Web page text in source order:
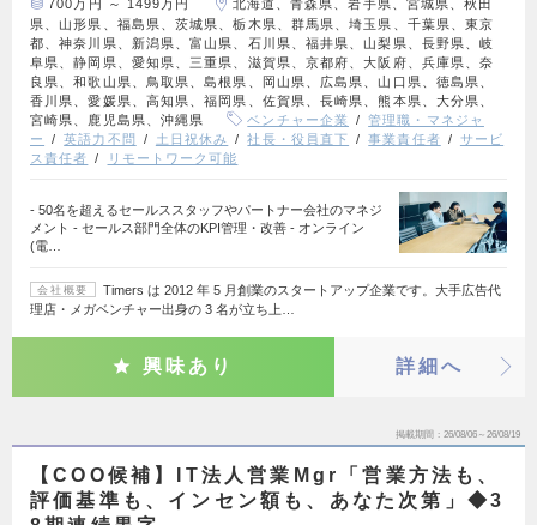
700万円 ～ 1499万円
北海道、青森県、岩手県、宮城県、秋田
県、山形県、福島県、茨城県、栃木県、群馬県、埼玉県、千葉県、東京
都、神奈川県、新潟県、富山県、石川県、福井県、山梨県、長野県、岐
阜県、静岡県、愛知県、三重県、滋賀県、京都府、大阪府、兵庫県、奈
良県、和歌山県、鳥取県、島根県、岡山県、広島県、山口県、徳島県、
香川県、愛媛県、高知県、福岡県、佐賀県、長崎県、熊本県、大分県、
宮崎県、鹿児島県、沖縄県
ベンチャー企業
管理職・マネジャ
ー
英語力不問 土日祝休み 社長・役員直下 事業責任者
サービ
ス責任者
リモートワーク可能
- 50名を超えるセールススタッフやパートナー会社のマネジ
メント - セールス部門全体のKPI管理・改善 - オンライン
(電…
会社概要
Timers は 2012 年 5 月創業のスタートアップ企業です。大手広告代
理店・メガベンチャー出身の 3 名が立ち上…
興味あり 詳細へ
掲載期間 26/08/06～26/08/19
【COO候補】IT法人営業Mgr「営業方法も、
評価基準も、インセン額も、あなた次第」◆3